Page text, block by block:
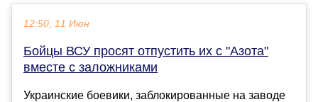
12:50, 11 Июн
Бойцы ВСУ просят отпустить их с "Азота"
вместе с заложниками
Украинские боевики, заблокированные на заводе